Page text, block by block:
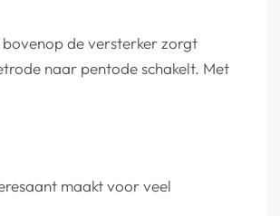
bovenop de versterker zorgt
naar pentode schakelt. Met
maakt voor veel